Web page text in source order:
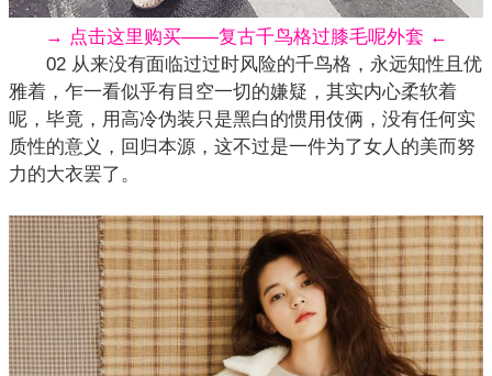
→ 点击这里购买——复古千鸟格过膝毛呢外套 ←
02 从来没有面临过过时风险的千鸟格，永远知性且优
雅着，乍一看似乎有目空一切的嫌疑，其实内心柔软着
呢，毕竟，用高冷伪装只是黑白的惯用伎俩，没有任何实
质性的意义，回归本源，这不过是一件为了女人的美而努
力的大衣罢了。